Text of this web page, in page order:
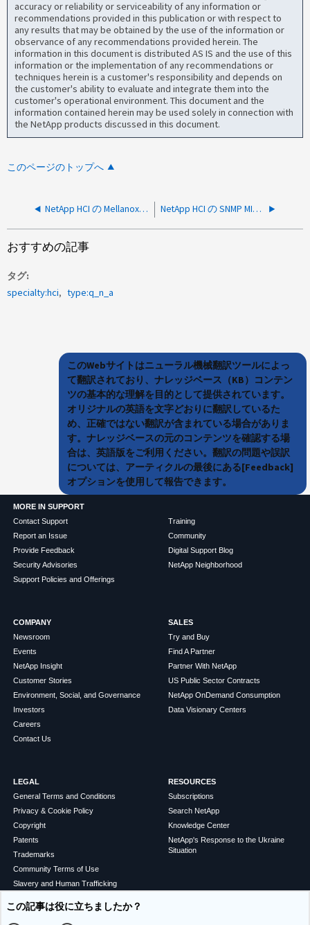
accuracy or reliability or serviceability of any information or
recommendations provided in this publication or with respect to
any results that may be obtained by the use of the information or
observance of any recommendations provided herein. The
information in this document is distributed AS IS and the use of this
information or the implementation of any recommendations or
techniques herein is a customer's responsibility and depends on
the customer's ability to evaluate and integrate them into the
customer's operational environment. This document and the
information contained herein may be used solely in connection with
the NetApp products discussed in this document.
このページのトップへ
NetApp HCI の Mellanox 構成ガイドはどこで入手できますか？ NetApp HCI の SNMP MIB の参照先
この記事は役に立ちましたか？
おすすめの記事
タグ
specialty:hci
type:q_n_a
このWebサイトはニューラル機械翻訳ツールによっ
て翻訳されており、ナレッジベース（KB）コンテン
ツの基本的な理解を目的として提供されています。
オリジナルの英語を文字どおりに翻訳しているた
め、正確ではない翻訳が含まれている場合がありま
す。ナレッジベースの元のコンテンツを確認する場
合は、英語版をご利用ください。翻訳の問題や誤訳
については、アーティクルの最後にある[Feedback]
オプションを使用して報告できます。
MORE IN SUPPORT
Contact Support
Report an Issue
Provide Feedback
Security Advisories
Support Policies and Offerings
Training
Community
Digital Support Blog
NetApp Neighborhood
COMPANY
Newsroom
Events
NetApp Insight
Customer Stories
Environment, Social, and Governance
Investors
Careers
Contact Us
SALES
Try and Buy
Find A Partner
Partner With NetApp
US Public Sector Contracts
NetApp OnDemand Consumption
Data Visionary Centers
LEGAL
General Terms and Conditions
Privacy & Cookie Policy
Copyright
Patents
Trademarks
Community Terms of Use
Slavery and Human Trafficking
Statement
Accessibility
RESOURCES
Subscriptions
Search NetApp
Knowledge Center
NetApp's Response to the Ukraine
Situation